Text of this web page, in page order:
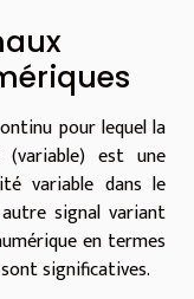
pour lequel la
(variable) est une
variable dans le
signal variant
en termes
significatives.